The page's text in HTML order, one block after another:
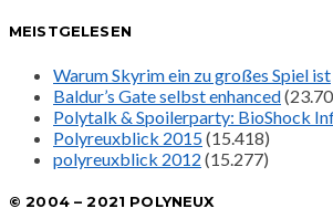
MEISTGELESEN
Warum Skyrim ein zu großes Spiel ist
Baldur’s Gate selbst enhanced
Polytalk & Spoilerparty: BioShock
Polyreuxblick 2015(15.418)
polyreuxblick 2012 (15.277)
© 2004 – 2021 POLYNEUX